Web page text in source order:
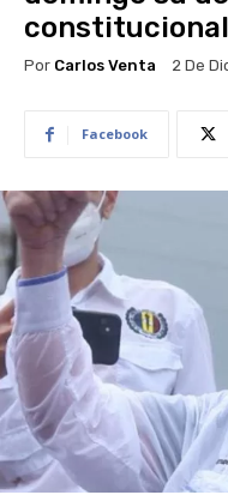
Por Carlos Venta 2 De
Facebook